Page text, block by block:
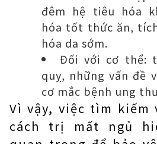
đêm hệ tiêu hóa
hóa tốt thức ăn,
hóa da sớm.
Đối với cơ thể:
quỵ, những vấn đề
cơ mắc bệnh ung
Vì vậy, việc tìm kiếm
cách trị mất ngủ